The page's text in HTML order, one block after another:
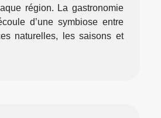
région. La gastronomie
d’une symbiose entre
naturelles, les saisons et